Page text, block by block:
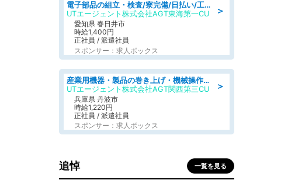
＞
電子部品の組立・検査/寮完備/日払い/工場・製造
UTエージェント株式会社AGT東海第一CU
愛知県 春日井市
時給1,400円
正社員 / 派遣社員
スポンサー：求人ボックス
＞
産業用機器・製品の巻き上げ・機械操作・材料補充/寮完備/日勤/日払い/工場・製造
UTエージェント株式会社AGT関西第三CU
兵庫県 丹波市
時給1,220円
正社員 / 派遣社員
スポンサー：求人ボックス
追悼 一覧を見る